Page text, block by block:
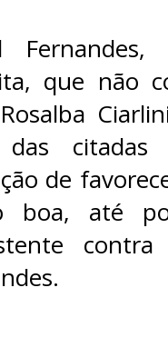
que não
citadas
de
boa, até